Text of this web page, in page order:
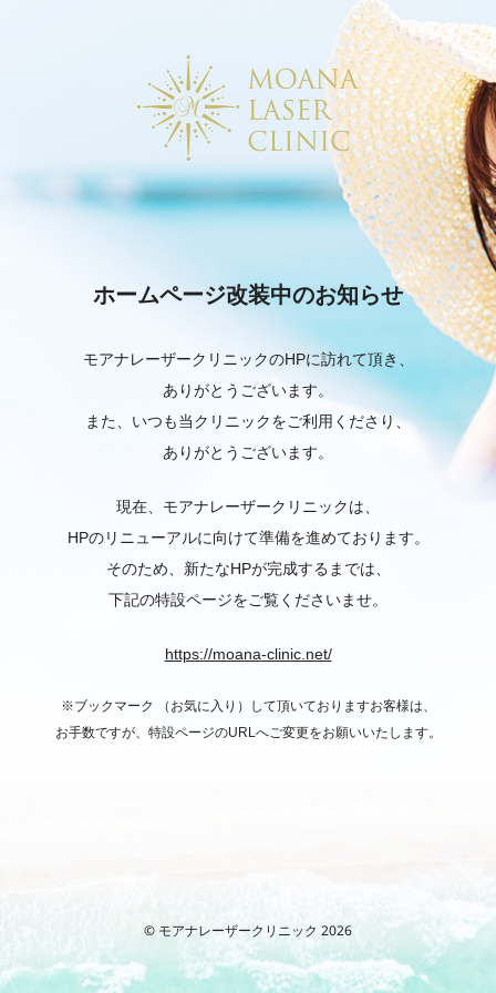
ホームページ改装中のお知らせ
モアナレーザークリニックのHPに訪れて頂き、
ありがとうございます。
また、いつも当クリニックをご利用くださり、
ありがとうございます。
現在、モアナレーザークリニックは、
HPのリニューアルに向けて準備を進めております。
そのため、新たなHPが完成するまでは、
下記の特設ページをご覧くださいませ。
https://moana-clinic.net/
※ブックマーク （お気に入り）して頂いておりますお客様は、
お手数ですが、特設ページのURLへご変更をお願いいたします。
© モアナレーザークリニック 2026